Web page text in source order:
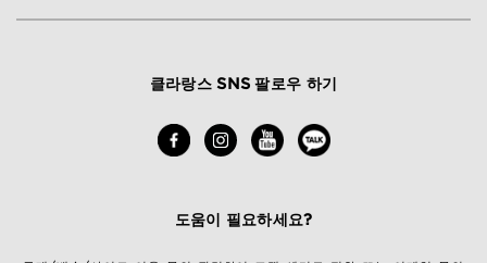
클라랑스 SNS 팔로우 하기
도움이 필요하세요?